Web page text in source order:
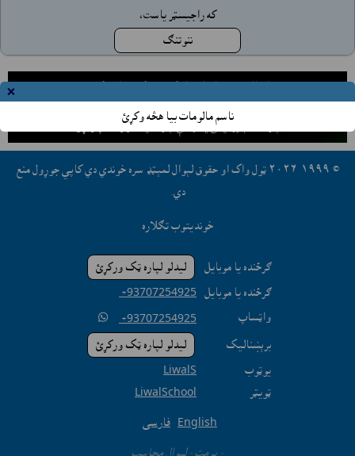
×
ناسم مالومات بيا هڅه وکړئ
که راجيسټر ياست،
ننوتنګ
لپاره حساب پرانيځئ يا مرستې لپاره کليک او واټساپ وکړئ.
© ١٩٩٩-٢٠٢٦ ټول واک او حقوق لېوال لمېټډ سره خوندي دي کاپي جوړول منع
دي.
خونديتوب تګلاره
ګرځنده يا موبايل ليدلو لپاره ټک ورکړئ
ګرځنده يا موبايل ‎ +93707254925
واټساپ ‎ +93707254925

برېښناليک ليدلو لپاره ټک ورکړئ
يوټوب
LiwalS
ټويټر
LiwalSchool
English فارسی
- پرمټ -لېوال محاسب